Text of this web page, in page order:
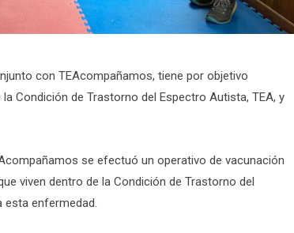
con TEAcompañamos, tiene por objetivo
Condición de Trastorno del Espectro Autista, TEA, y
se efectuó un operativo de vacunación
viven dentro de la Condición de Trastorno del
esta enfermedad.